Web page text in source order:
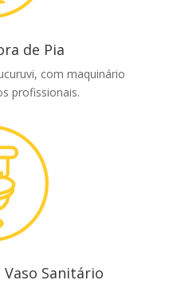
de Pia
com maquinário
profissionais.
Sanitário